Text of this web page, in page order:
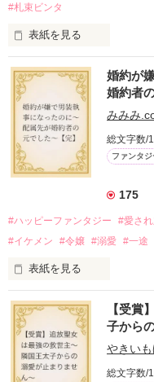
#札束ビンタ
表紙を見る
かつては英雄と呼ばれた
そのせいで極貧生活を送
倒れたことをきっかけに
た。
娼館（たぶん）の店主は
金と引き換えに雇われた
裏社会を牛耳るロベール
な結婚生活を満喫中。
そこでロベールを慕う
勘違いから始まる初夜騒
出会いは最悪、結婚生
愛を知らない公爵と天然
ディです。
婚約が
婚約者
みみみ
総文字数/
ファンタジ
175
#ハッピーファンタジー #愛さ
#イケメン
#令嬢 #溺愛 #一途
表紙を見る
＼異世界ラブコメ×ハッ
「いやっほぉぉおお〜い
【受賞
子から
やきいも
総文字数/